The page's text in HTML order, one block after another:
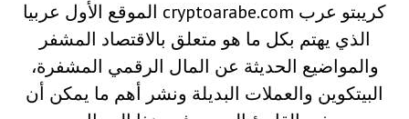
كريبتو عرب cryptoarabe.com الموقع الأول عربيا
الذي يهتم بكل ما هو متعلق بالاقتصاد المشفر
والمواضيع الحديثة عن المال الرقمي المشفرة،
البيتكوين والعملات البديلة ونشر أهم ما يمكن أن